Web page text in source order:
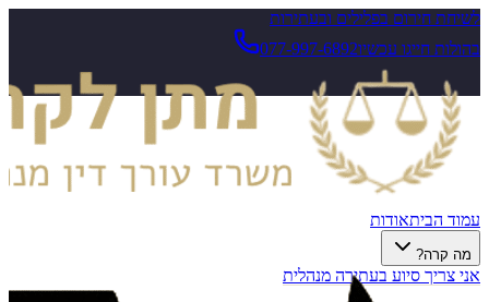
לשיחת חירום בפלילים ובעתירות
בהולות חייגו עכשיו077-997-6892
עמוד הביתאודות
מה קרה?
אני צריך סיוע בעתירה מנהלית